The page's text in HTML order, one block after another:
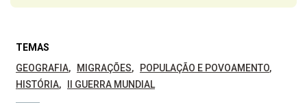
TEMAS
GEOGRAFIA
MIGRAÇÕES
POPULAÇÃO E POVOAMENTO
HISTÓRIA
II GUERRA MUNDIAL